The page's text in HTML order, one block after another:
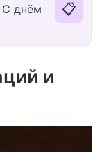
С днём
📋
и